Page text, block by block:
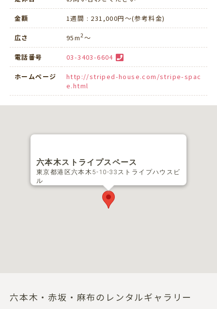
金額 1週間 : 231,000円～(参考料金)
広さ 95m2～
電話番号 03-3403-6604
ホームページ
http://striped-house.com/stripe-spac
e.html
六本木ストライプスペース
東京都港区六本木5-10-33ストライプハウスビ
ル
六本木・赤坂・麻布のレンタルギャラリー